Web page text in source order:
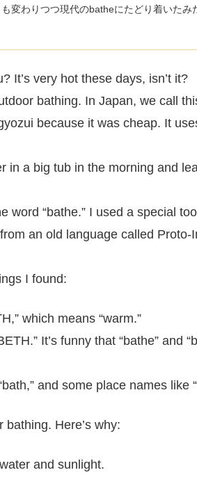
も変わりつつ現代のbatheにたどり着いた
It’s very hot these days, isn’t it?
bathing. In Japan, we call
because it was cheap. It
in a big tub in the morning and
word “bathe.” I used a special
an old language called
I found:
which means “warm.”
It’s funny that “bathe” and
and some place names like
Here’s why:
and sunlight.